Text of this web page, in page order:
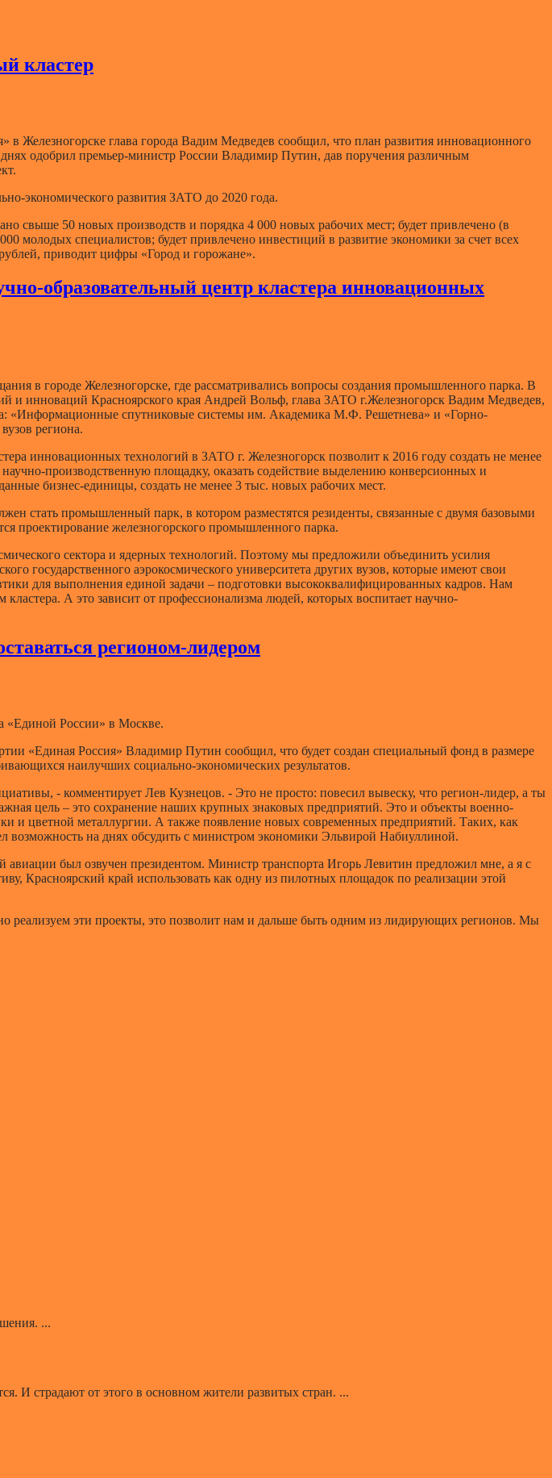
кластер
в Железногорске глава города Вадим Медведев сообщил, что план развития инновационного
одобрил премьер-министр России Владимир Путин, дав поручения различным
экономического развития ЗАТО до 2020 года.
свыше 50 новых производств и порядка 4 000 новых рабочих мест; будет привлечено (в
молодых специалистов; будет привлечено инвестиций в развитие экономики за счет всех
приводит цифры «Город и горожане».
образовательный центр кластера инновационных
в городе Железногорске, где рассматривались вопросы создания промышленного парка. В
и инноваций Красноярского края Андрей Вольф, глава ЗАТО г.Железногорск Вадим Медведев,
«Информационные спутниковые системы им. Академика М.Ф. Решетнева» и «Горно-
региона.
инновационных технологий в ЗАТО г. Железногорск позволит к 2016 году создать не менее
производственную площадку, оказать содействие выделению конверсионных и
бизнес-единицы, создать не менее 3 тыс. новых рабочих мест.
стать промышленный парк, в котором разместятся резиденты, связанные с двумя базовыми
проектирование железногорского промышленного парка.
сектора и ядерных технологий. Поэтому мы предложили объединить усилия
государственного аэрокосмического университета других вузов, которые имеют свои
для выполнения единой задачи – подготовки высококвалифицированных кадров. Нам
А это зависит от профессионализма людей, которых воспитает научно-
регионом-лидером
«Единой России» в Москве.
«Единая Россия» Владимир Путин сообщил, что будет создан специальный фонд в размере
наилучших социально-экономических результатов.
- комментирует Лев Кузнецов. - Это не просто: повесил вывеску, что регион-лидер, а ты
цель – это сохранение наших крупных знаковых предприятий. Это и объекты военно-
и цветной металлургии. А также появление новых современных предприятий. Таких, как
возможность на днях обсудить с министром экономики Эльвирой Набиуллиной.
авиации был озвучен президентом. Министр транспорта Игорь Левитин предложил мне, а я с
Красноярский край использовать как одну из пилотных площадок по реализации этой
реализуем эти проекты, это позволит нам и дальше быть одним из лидирующих регионов. Мы
...
И страдают от этого в основном жители развитых стран. ...